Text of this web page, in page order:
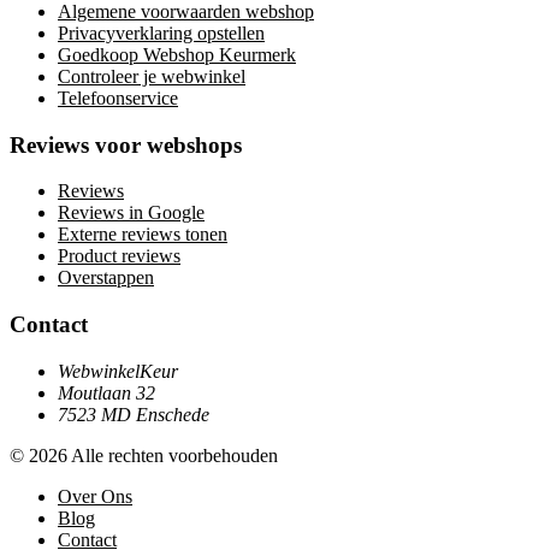
Algemene voorwaarden webshop
Privacyverklaring opstellen
Goedkoop Webshop Keurmerk
Controleer je webwinkel
Telefoonservice
Reviews voor webshops
Reviews
Reviews in Google
Externe reviews tonen
Product reviews
Overstappen
Contact
WebwinkelKeur
Moutlaan 32
7523 MD Enschede
© 2026 Alle rechten voorbehouden
Over Ons
Blog
Contact